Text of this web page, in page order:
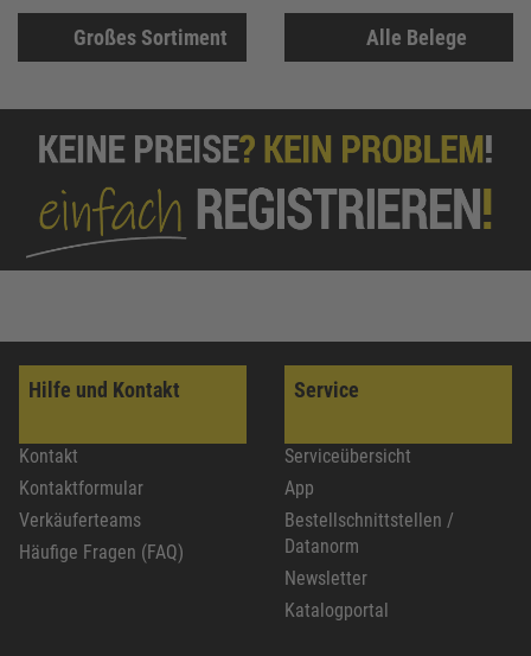
Großes Sortiment Alle Belege
Hilfe und Kontakt
Kontakt
Kontaktformular
Verkäuferteams
Häufige Fragen (FAQ)
Service
Serviceübersicht
App
Bestellschnittstellen /
Datanorm
Newsletter
Katalogportal